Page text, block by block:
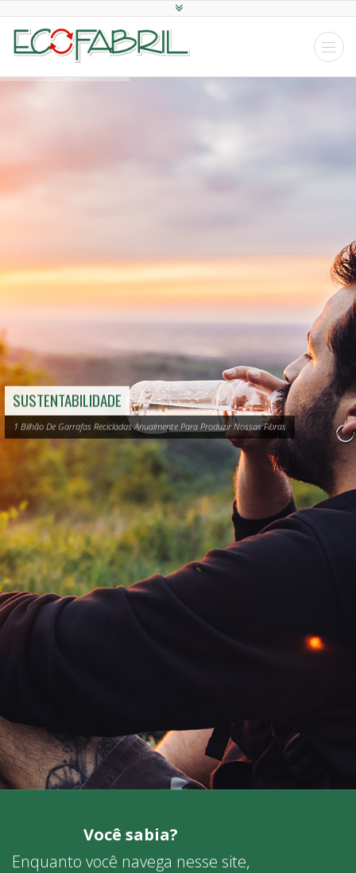
SUSTENTABILIDADE
1 Bilhão De Garrafas Recicladas Anualmente Para Produzir Nossas Fibras
Você sabia?
Enquanto você navega nesse site,